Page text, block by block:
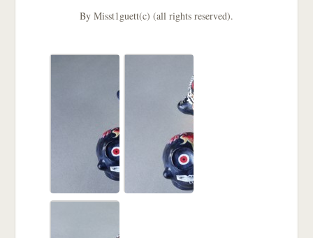
By Misst1guett(c) (all rights reserved).